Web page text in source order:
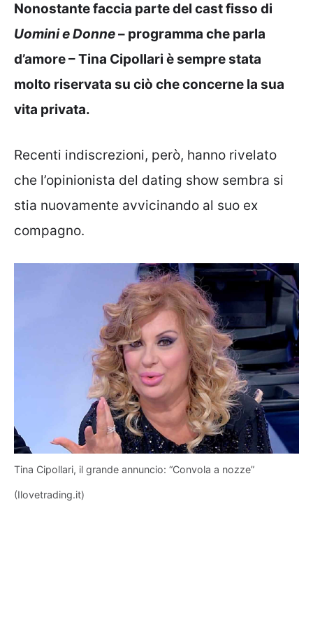
Nonostante faccia parte del cast fisso di
Uomini e Donne– programma che parla
d’amore – Tina Cipollari è sempre stata
molto riservata su ciò che concerne la sua
vita privata.
Recenti indiscrezioni, però, hanno rivelato
che l’opinionista del dating show sembra si
stia nuovamente avvicinando al suo ex
compagno.
Tina Cipollari, il grande annuncio: “Convola a nozze”
(Ilovetrading.it)